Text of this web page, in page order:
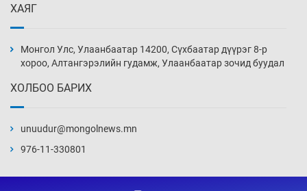
4 цаг 30 мин
5 цаг 0 мин
ХАЯГ
Монгол Улс, Улаанбаатар 14200, Сүхбаатар дүүрэг 8-р
хороо, Алтангэрэлийн гудамж, Улаанбаатар зочид буудал
ХОЛБОО БАРИХ
unuudur@mongolnews.mn
976-11-330801